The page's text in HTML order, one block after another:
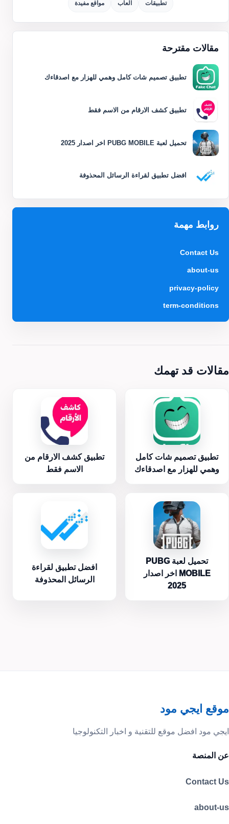
تطبيقات العاب مواقع مفيدة
مقالات مقترحة
تطبيق تصميم شات كامل وهمي للهزار مع اصدقاءك
تطبيق كشف الارقام من الاسم فقط
تحميل لعبة PUBG MOBILE اخر اصدار 2025
افضل تطبيق لقراءة الرسائل المحذوفة
روابط مهمة
Contact Us
about-us
privacy-policy
term-conditions
مقالات قد تهمك
تطبيق تصميم شات كامل
وهمي للهزار مع اصدقاءك
تطبيق كشف الارقام من
الاسم فقط
تحميل لعبة PUBG
MOBILE اخر اصدار
2025
افضل تطبيق لقراءة
الرسائل المحذوفة
موقع ايجي مود
ايجي مود افضل موقع للتقنية و اخبار التكنولوجيا
عن المنصة
Contact Us
about-us